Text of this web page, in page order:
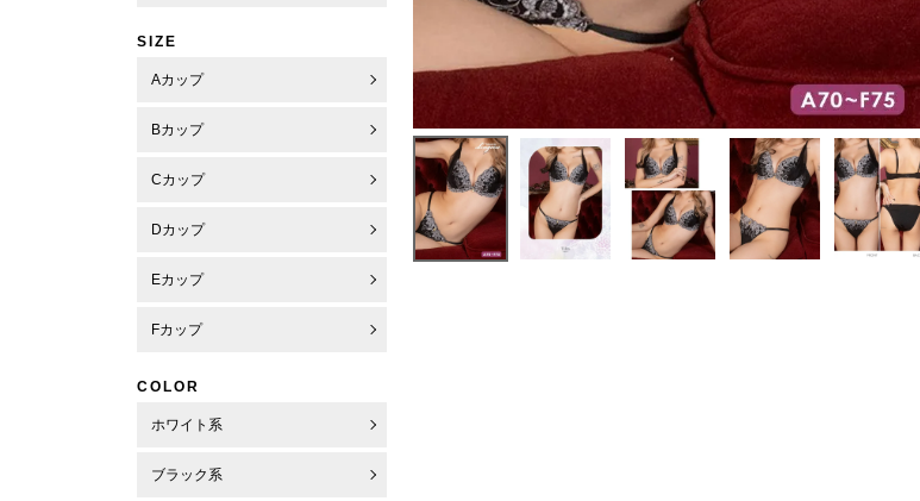
SIZE
Aカップ
Bカップ
Cカップ
Dカップ
Eカップ
Fカップ
COLOR
ホワイト系
ブラック系